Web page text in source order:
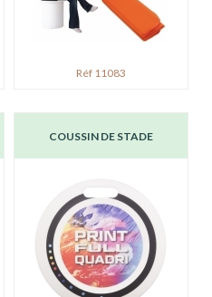
Réf 11083
COUSSIN DE STADE